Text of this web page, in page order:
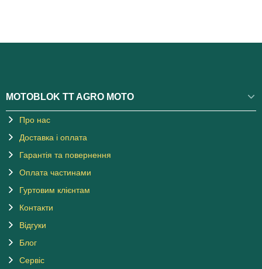
MOTOBLOK TT AGRO MOTO
Про нас
Доставка і оплата
Гарантія та повернення
Оплата частинами
Гуртовим клієнтам
Контакти
Відгуки
Блог
Сервіс